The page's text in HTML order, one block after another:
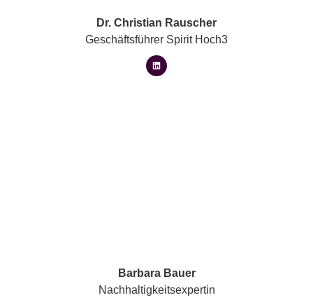
Dr. Christian Rauscher
Geschäftsführer Spirit Hoch3
Barbara Bauer
Nachhaltigkeitsexpertin